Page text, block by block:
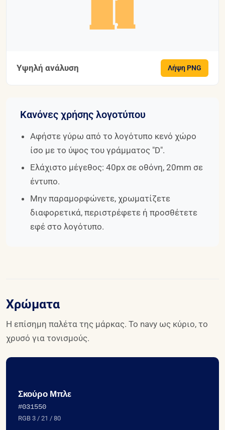
Υψηλή ανάλυση Λήψη PNG
Κανόνες χρήσης λογοτύπου
Αφήστε γύρω από το λογότυπο κενό χώρο
ίσο με το ύψος του γράμματος "D".
Ελάχιστο μέγεθος: 40px σε οθόνη, 20mm σε
έντυπο.
Μην παραμορφώνετε, χρωματίζετε
διαφορετικά, περιστρέφετε ή προσθέτετε
εφέ στο λογότυπο.
Χρώματα
Η επίσημη παλέτα της μάρκας. Το navy ως κύριο, το
χρυσό για τονισμούς.
Σκούρο Μπλε
#031550
RGB 3 / 21 / 80